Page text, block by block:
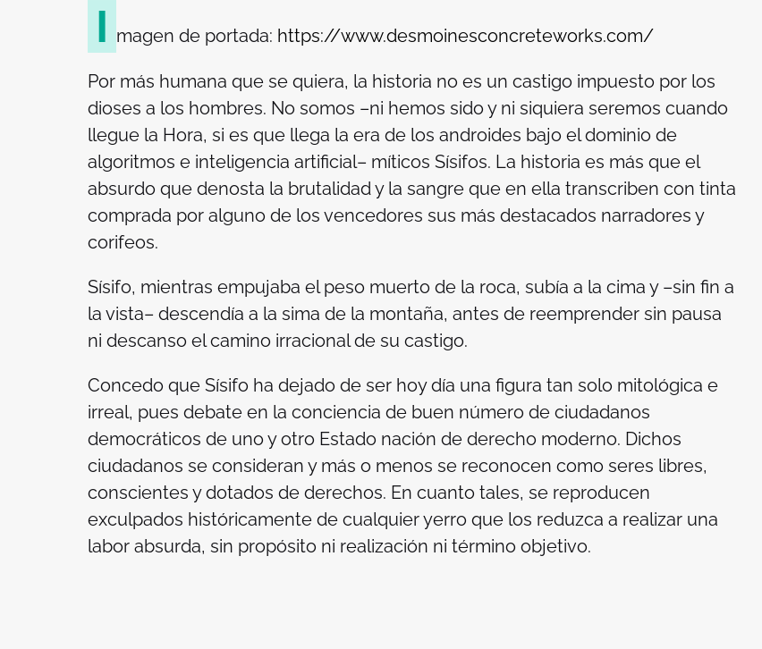
I magen de portada: https://www.desmoinesconcreteworks.com/
Por más humana que se quiera, la historia no es un castigo impuesto por los
dioses a los hombres. No somos –ni hemos sido y ni siquiera seremos cuando
llegue la Hora, si es que llega la era de los androides bajo el dominio de
algoritmos e inteligencia artificial– míticos Sísifos. La historia es más que el
absurdo que denosta la brutalidad y la sangre que en ella transcriben con tinta
comprada por alguno de los vencedores sus más destacados narradores y
corifeos.
Sísifo, mientras empujaba el peso muerto de la roca, subía a la cima y –sin fin a
la vista– descendía a la sima de la montaña, antes de reemprender sin pausa
ni descanso el camino irracional de su castigo.
Concedo que Sísifo ha dejado de ser hoy día una figura tan solo mitológica e
irreal, pues debate en la conciencia de buen número de ciudadanos
democráticos de uno y otro Estado nación de derecho moderno. Dichos
ciudadanos se consideran y más o menos se reconocen como seres libres,
conscientes y dotados de derechos. En cuanto tales, se reproducen
exculpados históricamente de cualquier yerro que los reduzca a realizar una
labor absurda, sin propósito ni realización ni término objetivo.